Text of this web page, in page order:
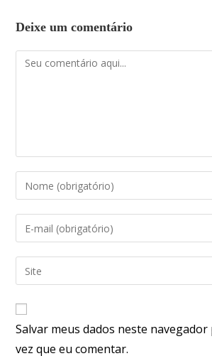
Deixe um comentário
Salvar meus dados neste
vez que eu comentar.